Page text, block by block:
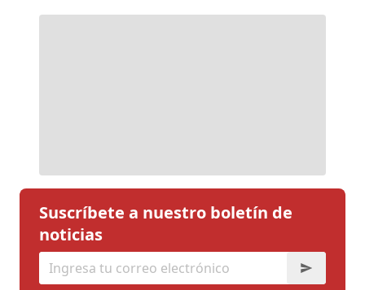
Suscríbete a nuestro boletín de
noticias